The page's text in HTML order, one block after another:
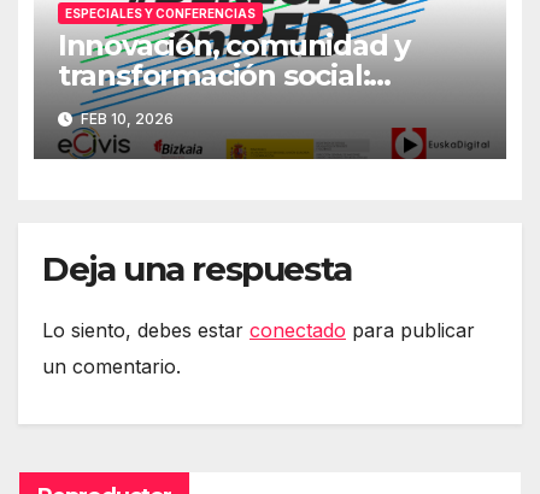
ESPECIALES Y CONFERENCIAS
Innovación, comunidad y
transformación social:
Primera jornada
#DerechosEnRed
FEB 10, 2026
Deja una respuesta
Lo siento, debes estar conectado para publicar
un comentario.